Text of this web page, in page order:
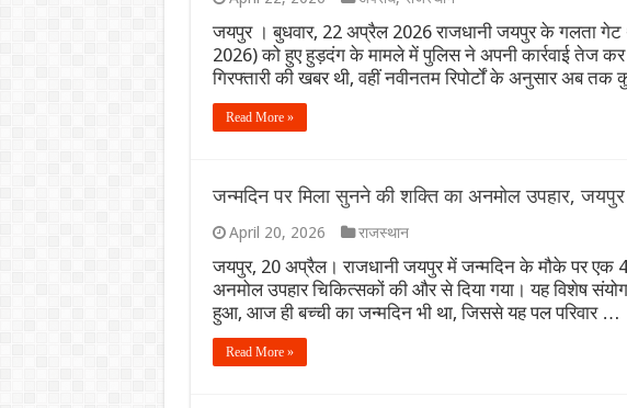
जयपुर । बुधवार, 22 अप्रैल 2026 राजधानी जयपुर के गलता गेट
2026) को हुए हुड़दंग के मामले में पुलिस ने अपनी कार्रवाई तेज कर
गिरफ्तारी की खबर थी, वहीं नवीनतम रिपोर्टों के अनुसार अब
Read More »
जन्मदिन पर मिला सुनने की शक्ति का अनमोल उपहार,
April 20, 2026 राजस्थान
जयपुर, 20 अप्रैल। राजधानी जयपुर में जन्मदिन के मौके पर एक 4
अनमोल उपहार चिकित्सकों की और से दिया गया। यह विशेष
हुआ, आज ही बच्ची का जन्मदिन भी था, जिससे यह पल परिवार …
Read More »